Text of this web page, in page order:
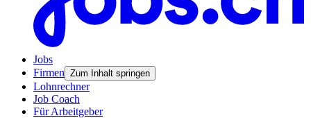
Jobs
Firmen Zum Inhalt springen
Lohnrechner
Job Coach
Für Arbeitgeber